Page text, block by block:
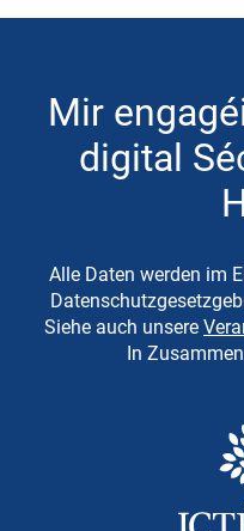
Mir
digital
Alle Daten werden im
Siehe auch unsere
In